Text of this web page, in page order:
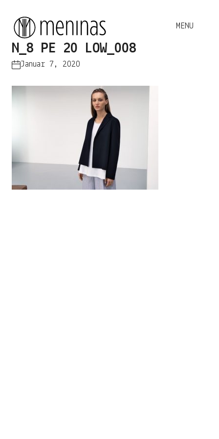
N_8 PE 20 LOW_008
Januar 7, 2020